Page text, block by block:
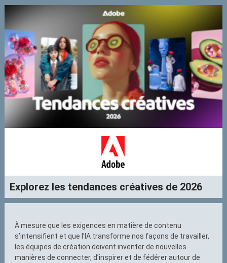
Explorez les tendances créatives de 2026
À mesure que les exigences en matière de contenu
s’intensifient et que l’IA transforme nos façons de travailler,
les équipes de création doivent inventer de nouvelles
manières de connecter, d’inspirer et de fédérer autour de